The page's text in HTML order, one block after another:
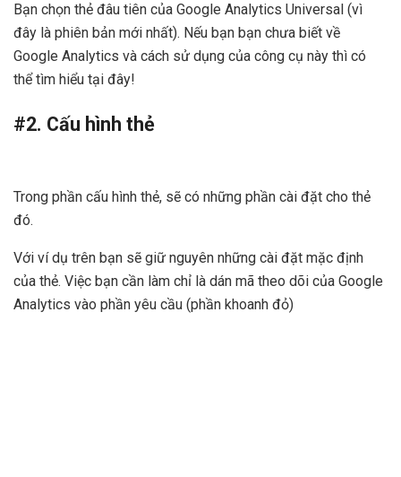
Bạn chọn thẻ đâu tiên của Google Analytics Universal (vì
đây là phiên bản mới nhất). Nếu bạn bạn chưa biết về
Google Analytics và cách sử dụng của công cụ này thì có
thể tìm hiểu tại đây!
#2. Cấu hình thẻ
Trong phần cấu hình thẻ, sẽ có những phần cài đặt cho thẻ
đó.
Với ví dụ trên bạn sẽ giữ nguyên những cài đặt mặc định
của thẻ. Việc bạn cần làm chỉ là dán mã theo dõi của Google
Analytics vào phần yêu cầu (phần khoanh đỏ)